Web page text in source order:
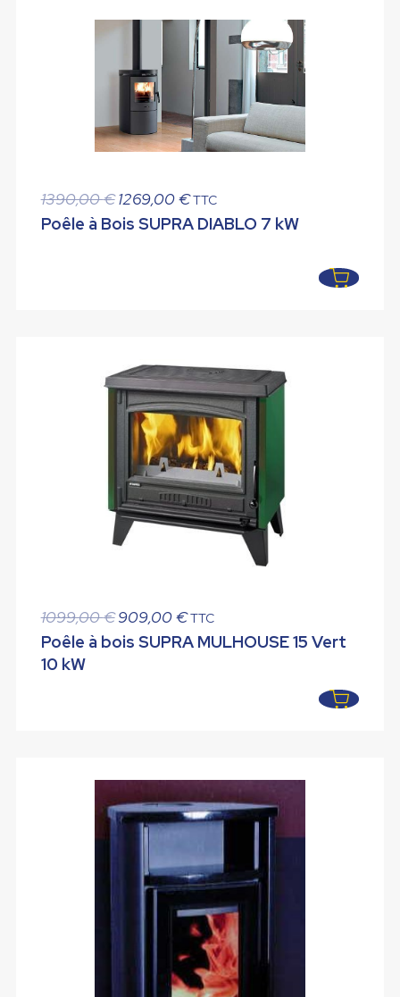
1390,00€ Le
prix
1269,00€Le
prix
TTC
Poêle à Bois SUPRA DIABLO 7 kW
1099,00€ Le
prix
909,00€Le
prix
TTC
Poêle à bois SUPRA MULHOUSE 15 Vert
10 kW